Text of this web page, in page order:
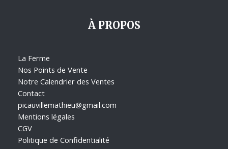
À PROPOS
La Ferme
Nos Points de Vente
Notre Calendrier des Ventes
Contact
picauvillemathieu@gmail.com
Mentions légales
CGV
Politique de Confidentialité